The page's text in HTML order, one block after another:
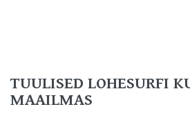
TUULISED LOHESURFI
MAAILMAS